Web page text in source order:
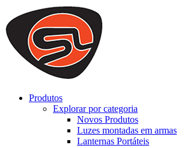
We use cookies to ensure that we provide you
on our website. By continuing to browse this
that cookies are used to help us analyze how
to offer you a better experience. To learn more
you can disable cookies, you can access our
Produtos
Explorar por categoria
Novos Produtos
Luzes montadas em armas
Lanternas Portáteis